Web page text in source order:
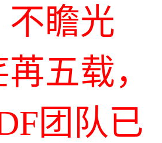
不瞻光
五载，
团队已